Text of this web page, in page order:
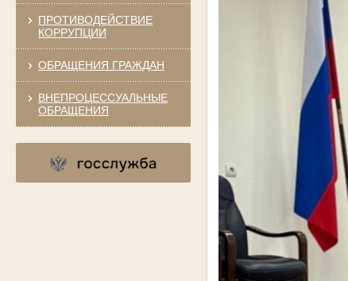
ПРОТИВОДЕЙСТВИЕ
КОРРУПЦИИ
ОБРАЩЕНИЯ ГРАЖДАН
ВНЕПРОЦЕССУАЛЬНЫЕ
ОБРАЩЕНИЯ